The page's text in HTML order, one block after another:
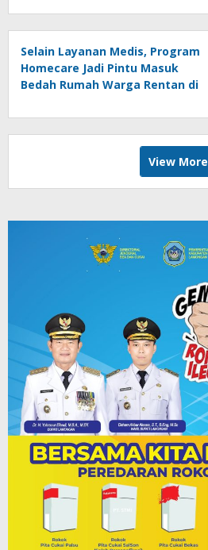
Selain Layanan Medis, Program
Homecare Jadi Pintu Masuk
Bedah Rumah Warga Rentan di
View More